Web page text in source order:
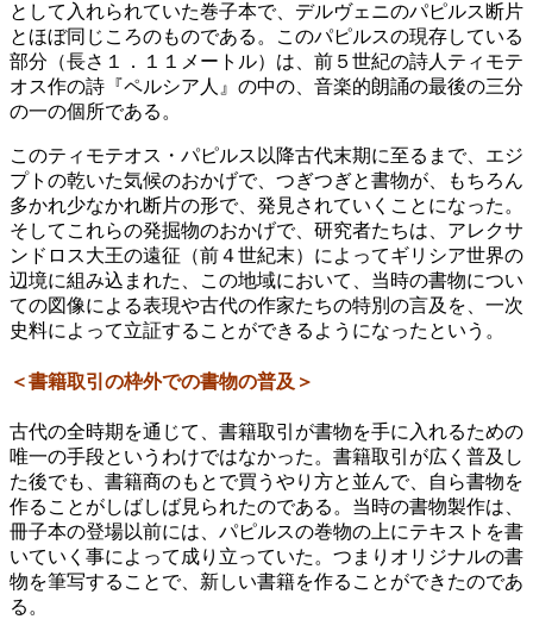
として入れられていた巻子本で、デルヴェニのパピルス断片
とほぼ同じころのものである。このパピルスの現存している
部分（長さ１．１１メートル）は、前５世紀の詩人ティモテ
オス作の詩『ペルシア人』の中の、音楽的朗誦の最後の三分
の一の個所である。
このティモテオス・パピルス以降古代末期に至るまで、エジ
プトの乾いた気候のおかげで、つぎつぎと書物が、もちろん
多かれ少なかれ断片の形で、発見されていくことになった。
そしてこれらの発掘物のおかげで、研究者たちは、アレクサ
ンドロス大王の遠征（前４世紀末）によってギリシア世界の
辺境に組み込まれた、この地域において、当時の書物につい
ての図像による表現や古代の作家たちの特別の言及を、一次
史料によって立証することができるようになったという。
＜書籍取引の枠外での書物の普及＞
古代の全時期を通じて、書籍取引が書物を手に入れるための
唯一の手段というわけではなかった。書籍取引が広く普及し
た後でも、書籍商のもとで買うやり方と並んで、自ら書物を
作ることがしばしば見られたのである。当時の書物製作は、
冊子本の登場以前には、パピルスの巻物の上にテキストを書
いていく事によって成り立っていた。つまりオリジナルの書
物を筆写することで、新しい書籍を作ることができたのであ
る。